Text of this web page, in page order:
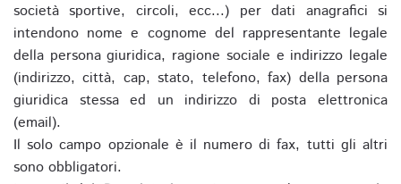
società sportive, circoli, ecc...) per dati anagrafici si
intendono nome e cognome del rappresentante legale
della persona giuridica, ragione sociale e indirizzo legale
(indirizzo, città, cap, stato, telefono, fax) della persona
giuridica stessa ed un indirizzo di posta elettronica
(email).
Il solo campo opzionale è il numero di fax, tutti gli altri
sono obbligatori.